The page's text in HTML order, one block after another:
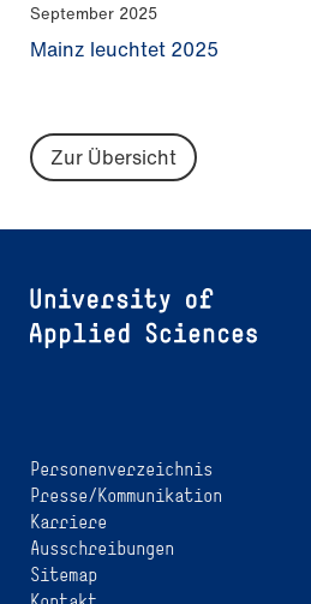
September 2025
Mainz leuchtet 2025
Zur Übersicht
Personenverzeichnis
Presse/Kommunikation
Karriere
Ausschreibungen
Sitemap